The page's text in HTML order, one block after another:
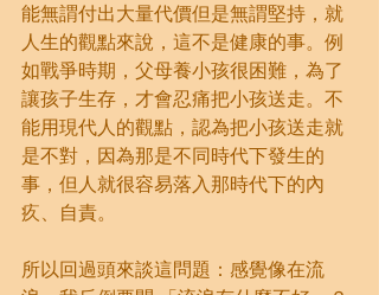
能無謂付出大量代價但是無謂堅持，就
人生的觀點來說，這不是健康的事。例
如戰爭時期，父母養小孩很困難，為了
讓孩子生存，才會忍痛把小孩送走。不
能用現代人的觀點，認為把小孩送走就
是不對，因為那是不同時代下發生的
事，但人就很容易落入那時代下的內
疚、自責。
所以回過頭來談這問題：感覺像在流